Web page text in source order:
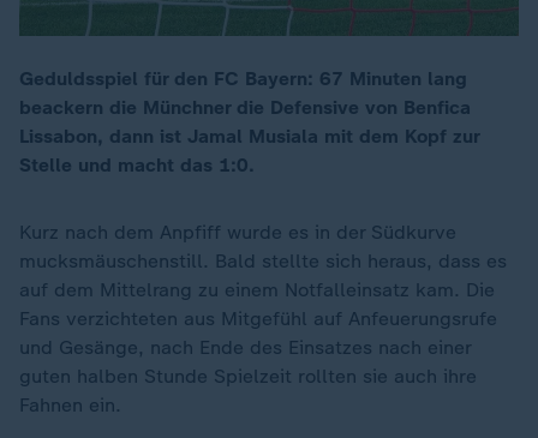
Geduldsspiel für den FC Bayern: 67 Minuten lang
beackern die Münchner die Defensive von Benfica
Lissabon, dann ist Jamal Musiala mit dem Kopf zur
Stelle und macht das 1:0.
Kurz nach dem Anpfiff wurde es in der Südkurve
mucksmäuschenstill. Bald stellte sich heraus, dass es
auf dem Mittelrang zu einem Notfalleinsatz kam. Die
Fans verzichteten aus Mitgefühl auf Anfeuerungsrufe
und Gesänge, nach Ende des Einsatzes nach einer
guten halben Stunde Spielzeit rollten sie auch ihre
Fahnen ein.